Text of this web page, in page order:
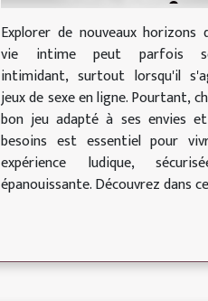
pour vous ?
Explorer de nouveaux horizons
vie intime peut parfois
intimidant, surtout lorsqu'il
jeux de sexe en ligne. Pourtant,
bon jeu adapté à ses envies
besoins est essentiel pour
expérience ludique,
épanouissante. Découvrez dans